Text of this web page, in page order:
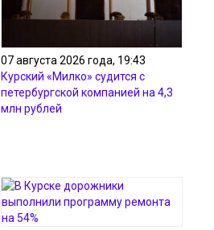
07 августа 2026 года, 19:43
Курский «Милко» судится с
петербургской компанией на 4,3
млн рублей